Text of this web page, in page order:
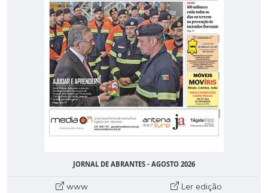
JORNAL DE ABRANTES - AGOSTO 2026
www Ler edição